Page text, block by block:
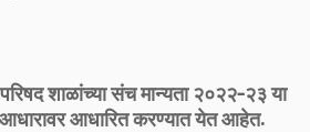
शाळांच्या संच मान्यता २०२२-२३ या
वैध आधारावर आधारित करण्यात येत आहेत.